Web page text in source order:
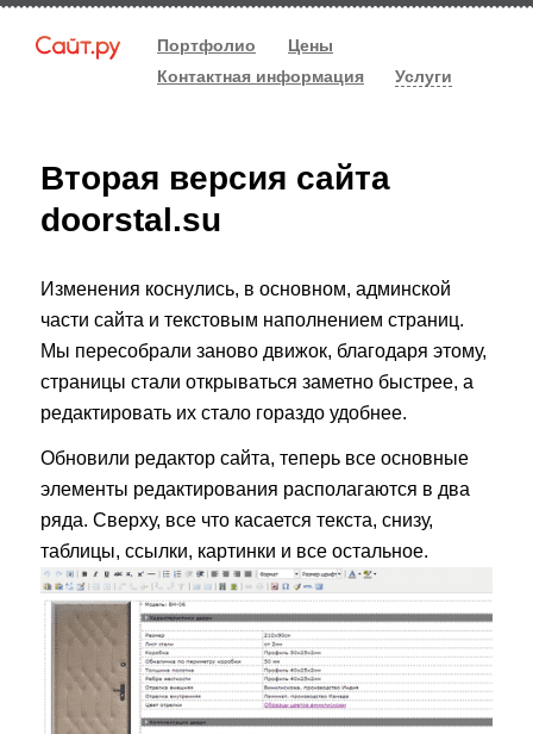
Портфолио
Цены
Контактная информация
Услуги
Вторая версия сайта
doorstal.su
Изменения коснулись, в основном, админской
части сайта и текстовым наполнением страниц.
Мы пересобрали заново движок, благодаря этому,
страницы стали открываться заметно быстрее, а
редактировать их стало гораздо удобнее.
Обновили редактор сайта, теперь все основные
элементы редактирования располагаются в два
ряда. Сверху, все что касается текста, снизу,
таблицы, ссылки, картинки и все остальное.